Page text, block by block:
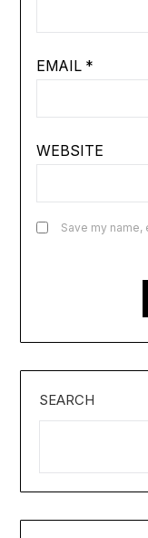
EMAIL *
WEBSITE
Save my
SEARCH